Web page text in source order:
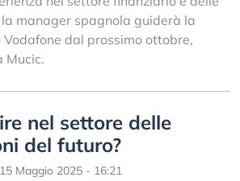
manager spagnola guiderà la
dal prossimo ottobre,
Mucic.
nel settore delle
del futuro?
15 Maggio 2025 - 16:21